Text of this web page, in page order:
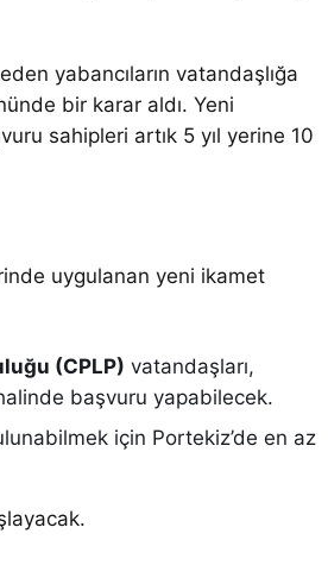
yabancıların vatandaşlığa
bir karar aldı. Yeni
sahipleri artık 5 yıl yerine 10
uygulanan yeni ikamet
(CPLP) vatandaşları,
başvuru yapabilecek.
için Portekiz’de en az